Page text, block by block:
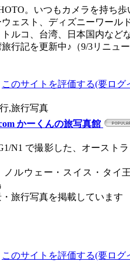
。いつもカメラを持ち歩
ウェスト、ディズニーワール
ルコ、台湾、日本国内など
行記を更新中♪（9/3リニュ
このサイトを評価する(要ログ
,旅行写真
かーくんの旅写真館
N1 で撮影した、オースト
ノルウェー・スイス・タイ
旅行写真を掲載しています
このサイトを評価する(要ログ